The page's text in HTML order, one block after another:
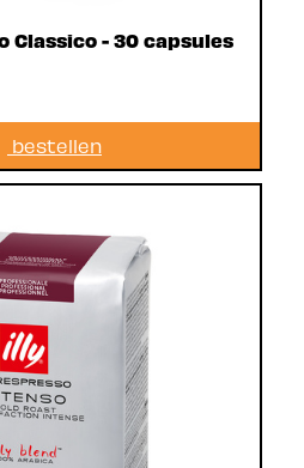
Classico - 30 capsules
bestellen